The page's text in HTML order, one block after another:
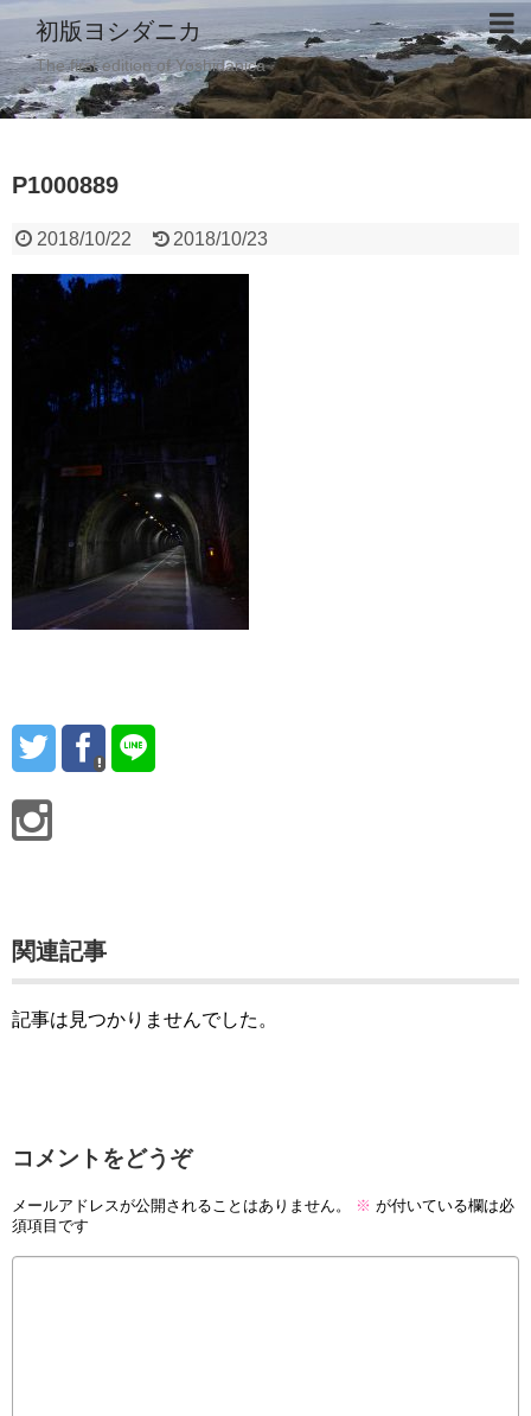
初版ヨシダニカ
The first edition of Yoshidanica
P1000889
2018/10/22 2018/10/23
関連記事
記事は見つかりませんでした。
コメントをどうぞ
メールアドレスが公開されることはありません。 ※ が付いている欄は必
須項目です